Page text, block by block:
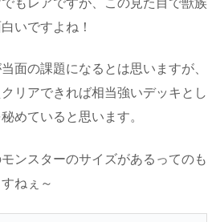
いですよね！
面の課題になるとは思いますが、
リアできれば相当強いデッキとし
めていると思います。
ンスターのサイズがあるってのも
ねぇ～